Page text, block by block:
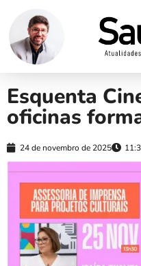
Esquenta
oficinas
24 de novembro de 2025